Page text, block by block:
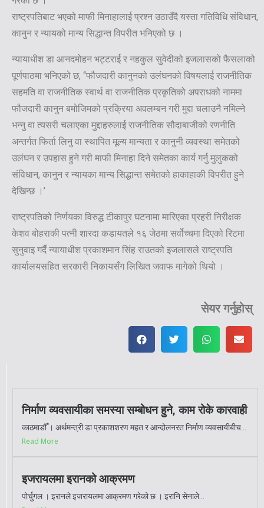
राष्ट्रपतिबाट भएको माफी मिनाहालाई प्रश्न उठाउँदै यस्ता गतिविधि संविधान,
कानुन र न्यायको मान्य सिद्धान्त विपरीत भनिएको छ ।
न्यायाधीश डा आनदमोहन भट्टराई र नहकुल सुवेदीको इजलासको फैसलाको
पूर्णपाठमा भनिएको छ, ‘‘फौजदारी कानुनको उलंघनको विषयलाई राजनीतिक
सहमति वा राजनीतिक स्वार्थ वा राजनीतिक प्रकृतिको अपराधको नाममा
फौजदारी कानुन बमोजिमको प्रक्रिया अवलम्बन गरी मुद्दा चलाउनै नमिल्ने
भन्नु वा त्यसरी चलाएका मुद्दाहरुलाई राजनीतिक सौदाबाजीको रणनीति
अन्तर्गत फिर्ता लिनु वा स्थापित मूल्य मान्यता र कानुनी व्यवस्था समेतको
उलंघन र उपहास हुने गरी माफी मिनाहा दिने समेतका कार्य गर्नु मुलुकको
संविधान, कानुन र न्यायका मान्य सिद्धान्त समेतको हाकाहाकी विपरीत हुने
देखिन्छ ।’
राष्ट्रपतिको निर्णयका विरुद्ध टीकापुर घटनामा मारिएका प्रहरी निरीक्षक
केशव बोहराकी पत्नी शारदा कडायतले १६ जेठमा सर्वोच्चमा दिएको रिटमा
सुनुवाइ गर्दै न्यायाधीश प्रकाशमान सिंह राउतको इजलासले राष्ट्रपति
कार्यालयसहित सरकारी निकायसँग लिखित जवाफ मागेको थियो ।
सेयर गर्नुहोस्
निर्माण व्यवसायीका समस्या सम्बोधन हुने, काम रोके कारवाही
काठमाडौँ । अर्थमन्त्री डा प्रकाशशरण महत र आन्दोलनरत निर्माण व्यवसायीबीच...
Read More
इजरायलमा इरानको आक्रमण
पोर्चुगल । इरानले इजरायलमा आक्रमण गरेको छ । इरानि सेनाले...